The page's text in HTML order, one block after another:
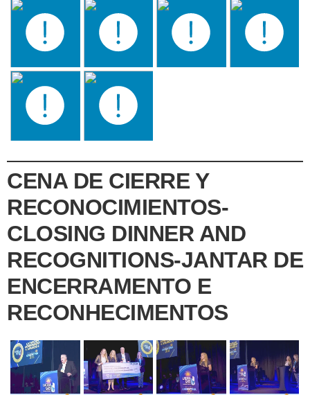
CENA DE CIERRE Y
RECONOCIMIENTOS-
CLOSING DINNER AND
RECOGNITIONS-JANTAR DE
ENCERRAMENTO E
RECONHECIMENTOS